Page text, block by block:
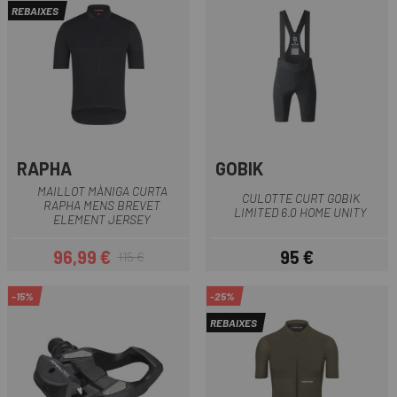
REBAIXES
RAPHA
MAILLOT MÀNIGA CURTA
RAPHA MENS BREVET
ELEMENT JERSEY
Preu
96,99 €Preu regular
115 €
GOBIK
CULOTTE CURT GOBIK
LIMITED 6.0 HOME UNITY
Preu
95 €
-15% -25%
REBAIXES